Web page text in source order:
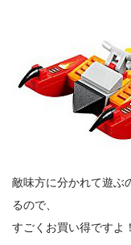
敵味方に分かれて遊ぶ
るので、
すごくお買い得ですよ！